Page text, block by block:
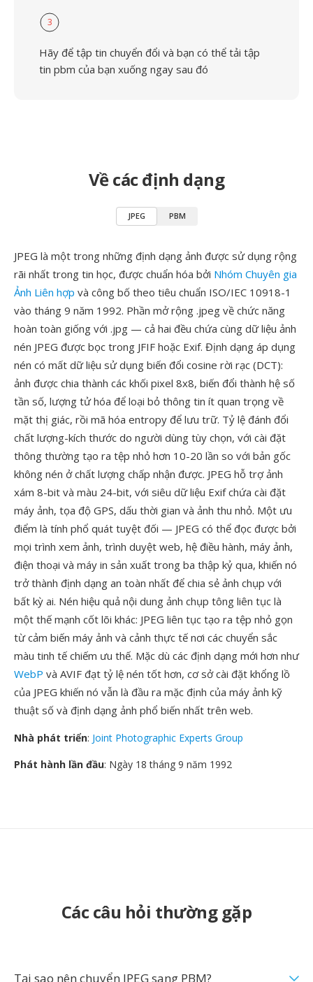
3
Hãy để tập tin chuyển đổi và bạn có thể tải tập
tin pbm của bạn xuống ngay sau đó
Về các định dạng
JPEG PBM
JPEG là một trong những định dạng ảnh được sử dụng rộng
rãi nhất trong tin học, được chuẩn hóa bởi Nhóm Chuyên gia
Ảnh Liên hợp và công bố theo tiêu chuẩn ISO/IEC 10918-1
vào tháng 9 năm 1992. Phần mở rộng .jpeg về chức năng
hoàn toàn giống với .jpg — cả hai đều chứa cùng dữ liệu ảnh
nén JPEG được bọc trong JFIF hoặc Exif. Định dạng áp dụng
nén có mất dữ liệu sử dụng biến đổi cosine rời rạc (DCT):
ảnh được chia thành các khối pixel 8x8, biến đổi thành hệ số
tần số, lượng tử hóa để loại bỏ thông tin ít quan trọng về
mặt thị giác, rồi mã hóa entropy để lưu trữ. Tỷ lệ đánh đổi
chất lượng-kích thước do người dùng tùy chọn, với cài đặt
thông thường tạo ra tệp nhỏ hơn 10-20 lần so với bản gốc
không nén ở chất lượng chấp nhận được. JPEG hỗ trợ ảnh
xám 8-bit và màu 24-bit, với siêu dữ liệu Exif chứa cài đặt
máy ảnh, tọa độ GPS, dấu thời gian và ảnh thu nhỏ. Một ưu
điểm là tính phổ quát tuyệt đối — JPEG có thể đọc được bởi
mọi trình xem ảnh, trình duyệt web, hệ điều hành, máy ảnh,
điện thoại và máy in sản xuất trong ba thập kỷ qua, khiến nó
trở thành định dạng an toàn nhất để chia sẻ ảnh chụp với
bất kỳ ai. Nén hiệu quả nội dung ảnh chụp tông liên tục là
một thế mạnh cốt lõi khác: JPEG liên tục tạo ra tệp nhỏ gọn
từ cảm biến máy ảnh và cảnh thực tế nơi các chuyển sắc
màu tinh tế chiếm ưu thế. Mặc dù các định dạng mới hơn như
WebP và AVIF đạt tỷ lệ nén tốt hơn, cơ sở cài đặt khổng lồ
của JPEG khiến nó vẫn là đầu ra mặc định của máy ảnh kỹ
thuật số và định dạng ảnh phổ biến nhất trên web.
Nhà phát triển: Joint Photographic Experts Group
Phát hành lần đầu: Ngày 18 tháng 9 năm 1992
Các câu hỏi thường gặp
Tại sao nên chuyển JPEG sang PBM?